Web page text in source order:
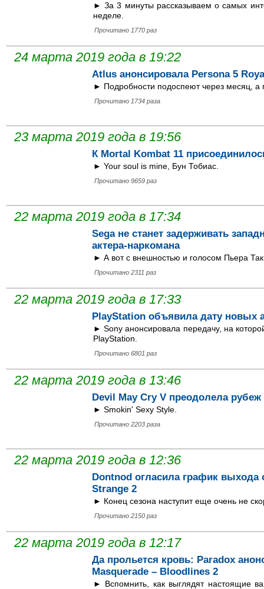
► За 3 минуты рассказываем о самых
неделе.
Прочитано 1770 раз
24 марта 2019 года в 19:22
Atlus анонсировала Persona 5
► Подробности подоспеют через месяц, а
Прочитано 1734 раза
23 марта 2019 года в 19:56
К Mortal Kombat 11
► Your soul is mine, Бун Тобиас.
Прочитано 9659 раз
22 марта 2019 года в 17:34
Sega не станет задерживать
актера-наркомана
► А вот с внешностью и голосом Пьера
Прочитано 2311 раз
22 марта 2019 года в 17:33
PlayStation объявила дату новых
► Sony анонсировала передачу, на
PlayStation.
Прочитано 6801 раз
22 марта 2019 года в 13:46
Devil May Cry V преодолела
► Smokin' Sexy Style.
Прочитано 2203 раза
22 марта 2019 года в 12:36
Dontnod огласила график выхода
Strange 2
► Конец сезона наступит еще очень не
Прочитано 2150 раз
22 марта 2019 года в 12:17
Да прольется кровь: Paradox
Masquerade – Bloodlines 2
► Вспомнить, как выглядят настоящие